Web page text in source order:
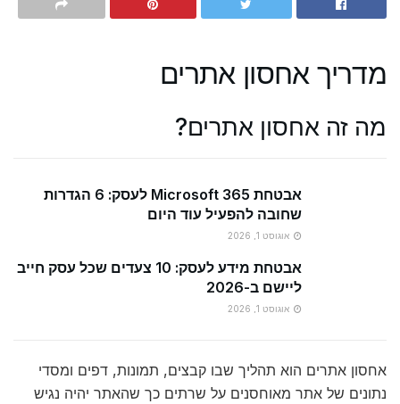
מדריך אחסון אתרים
מה זה אחסון אתרים?
אבטחת Microsoft 365 לעסק: 6 הגדרות
שחובה להפעיל עוד היום
אוגוסט 1, 2026
אבטחת מידע לעסק: 10 צעדים שכל עסק חייב
ליישם ב-2026
אוגוסט 1, 2026
אחסון אתרים הוא תהליך שבו קבצים, תמונות, דפים ומסדי
נתונים של אתר מאוחסנים על שרתים כך שהאתר יהיה נגיש